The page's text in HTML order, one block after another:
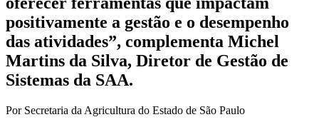
positivamente a gestão e o desempenho
das atividades”, complementa Michel
Martins da Silva, Diretor de Gestão de
Sistemas da SAA.
Por Secretaria da Agricultura do Estado de São Paulo